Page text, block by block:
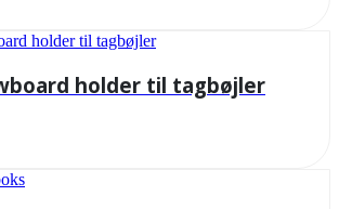
holder til tagbøjler